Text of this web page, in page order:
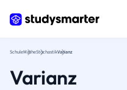
SchuleMatheStochastikVarianz
Varianz